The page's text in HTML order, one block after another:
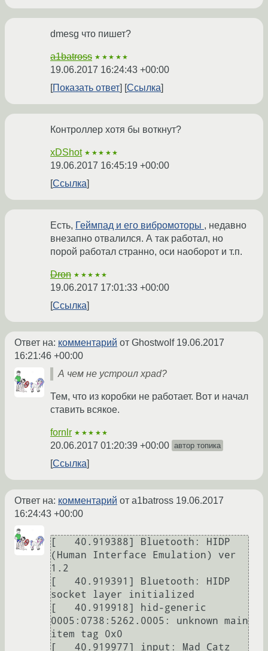
dmesg что пишет?
a1batross ★★★★★
19.06.2017 16:24:43 +00:00
Показать ответ
Ссылка
Контроллер хотя бы воткнут?
xDShot ★★★★★
19.06.2017 16:45:19 +00:00
Ссылка
Есть, Геймпад и его вибромоторы , недавно
внезапно отвалился. А так работал, но
порой работал странно, оси наоборот и т.п.
Dron ★★★★★
19.06.2017 17:01:33 +00:00
Ссылка
Ответ на: комментарий от Ghostwolf 19.06.2017
16:21:46 +00:00
А чем не устроил xpad?
Тем, что из коробки не работает. Вот и начал
ставить всякое.
fornlr ★★★★★
20.06.2017 01:20:39 +00:00 автор топика
Ссылка
Ответ на: комментарий от a1batross 19.06.2017
16:24:43 +00:00
[   40.919388] Bluetooth: HIDP
(Human Interface Emulation) ver
1.2
[   40.919391] Bluetooth: HIDP
socket layer initialized
[   40.919918] hid-generic
0005:0738:5262.0005: unknown main
item tag 0x0
[   40.919977] input: Mad Catz